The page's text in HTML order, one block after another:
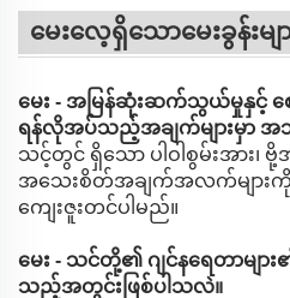
မေးလေ့ရှိသောမေးခွန်းမျ
မေး - အမြန်ဆုံးဆက်သွယ်မှုနှင့်
ရန်လိုအပ်သည့်အချက်များမှာ
သင့်တွင် ရှိသော ပါဝါစွမ်းအား၊
အသေးစိတ်အချက်အလက်များကို
ကျေးဇူးတင်ပါမည်။
မေး - သင်တို့၏ ဂျင်နရေတာမျာ
သည့်အတွင်းဖြစ်ပါသလဲ။